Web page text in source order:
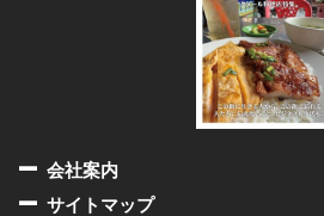
会社案内
サイトマップ